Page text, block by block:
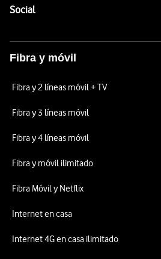
SocialEnlaces a las redes sociales de
Fibra y móvil
Fibra y 2 líneas móvil + TV
Fibra y 3 líneas móvil
Fibra y 4 líneas móvil
Fibra y móvil ilimitado
Fibra Móvil y Netflix
Internet en casa
Internet 4G en casa ilimitado